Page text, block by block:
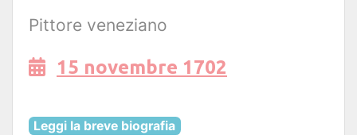
Pittore veneziano
15 novembre 1702
Leggi la breve biografia